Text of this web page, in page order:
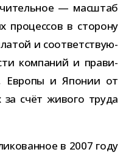
— мас­штаб
про­цес­сов в сто­рону
и соот­вет­ству­ю­
ком­па­ний и пра­ви­
Европы и Японии от
счёт живого труда
в 2007 году